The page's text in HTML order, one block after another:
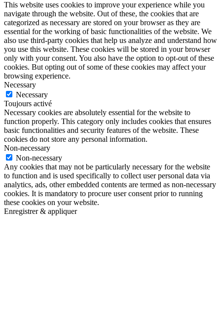
This website uses cookies to improve your experience while you
navigate through the website. Out of these, the cookies that are
categorized as necessary are stored on your browser as they are
essential for the working of basic functionalities of the website. We
also use third-party cookies that help us analyze and understand how
you use this website. These cookies will be stored in your browser
only with your consent. You also have the option to opt-out of these
cookies. But opting out of some of these cookies may affect your
browsing experience.
Necessary
Necessary
Toujours activé
Necessary cookies are absolutely essential for the website to
function properly. This category only includes cookies that ensures
basic functionalities and security features of the website. These
cookies do not store any personal information.
Non-necessary
Non-necessary
Any cookies that may not be particularly necessary for the website
to function and is used specifically to collect user personal data via
analytics, ads, other embedded contents are termed as non-necessary
cookies. It is mandatory to procure user consent prior to running
these cookies on your website.
Enregistrer & appliquer